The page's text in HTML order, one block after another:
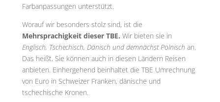
Farbanpassungen unterstützt.
Worauf wir besonders stolz sind, ist die
Mehrsprachigkeit dieser TBE. Wir bieten sie in
Englisch, Tschechisch, Dänisch und demnächst Polnisch an.
Das heißt, Sie können auch in diesen Ländern Reisen
anbieten. Einhergehend beinhaltet die TBE Umrechnung
von Euro in Schweizer Franken, dänische und
tschechische Kronen.